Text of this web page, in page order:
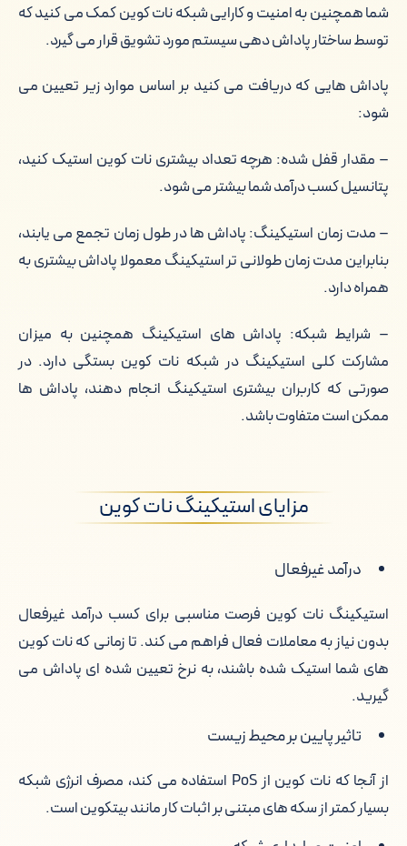
شما همچنین به امنیت و کارایی شبکه نات کوین کمک می کنید که
توسط ساختار پاداش دهی سیستم مورد تشویق قرار می گیرد.
پاداش هایی که دریافت می کنید بر اساس موارد زیر تعیین می
شود:
– مقدار قفل شده: هرچه تعداد بیشتری نات کوین استیک کنید،
پتانسیل کسب درآمد شما بیشتر می شود.
– مدت زمان استیکینگ: پاداش ها در طول زمان تجمع می یابند،
بنابراین مدت زمان طولانی تر استیکینگ معمولا پاداش بیشتری به
همراه دارد.
– شرایط شبکه: پاداش های استیکینگ همچنین به میزان
مشارکت کلی استیکینگ در شبکه نات کوین بستگی دارد. در
صورتی که کاربران بیشتری استیکینگ انجام دهند، پاداش ها
ممکن است متفاوت باشد.
مزایای استیکینگ نات کوین
درآمد غیرفعال
استیکینگ نات کوین فرصت مناسبی برای کسب درآمد غیرفعال
بدون نیاز به معاملات فعال فراهم می کند. تا زمانی که نات کوین
های شما استیک شده باشند، به نرخ تعیین شده ای پاداش می
گیرید.
تاثیر پایین بر محیط زیست
از آنجا که نات کوین از PoS استفاده می کند، مصرف انرژی شبکه
بسیار کمتر از سکه های مبتنی بر اثبات کار مانند بیتکوین است.